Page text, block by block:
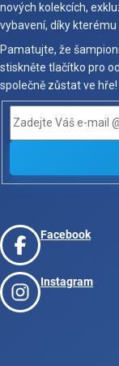
nových kolekcích,
vybavení, díky kterému
Pamatujte, že
stiskněte tlačítko pro
společně zůstat ve hře!
Facebook
Instagram